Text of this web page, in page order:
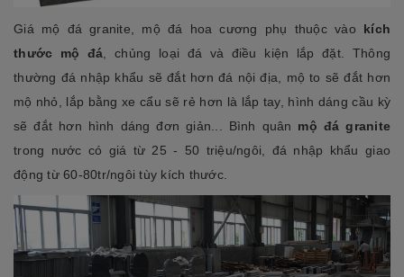
Giá mộ đá granite, mộ đá hoa cương phụ thuộc vào kích
thước mộ đá , chủng loại đá và điều kiện lắp đặt. Thông
thường đá nhập khẩu sẽ đắt hơn đá nội địa, mộ to sẽ đắt hơn
mộ nhỏ, lắp bằng xe cẩu sẽ rẻ hơn là lắp tay, hình dáng cầu kỳ
sẽ đắt hơn hình dáng đơn giản... Bình quân mộ đá granite
trong nước có giá từ 25 - 50 triệu/ngôi, đá nhập khẩu giao
động từ 60-80tr/ngôi tùy kích thước.